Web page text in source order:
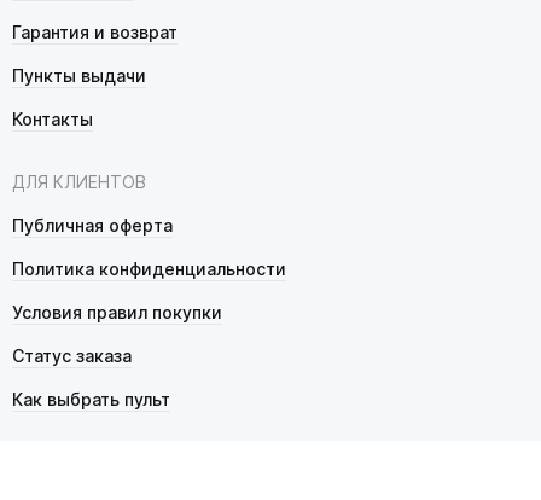
Гарантия и возврат
Пункты выдачи
Контакты
ДЛЯ КЛИЕНТОВ
Публичная оферта
Политика конфиденциальности
Условия правил покупки
Статус заказа
Как выбрать пульт